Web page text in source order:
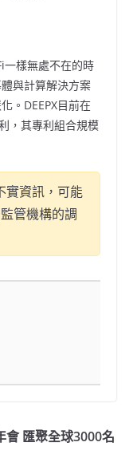
一樣無處不在的時
與計算解決方案
。DEEPX目前在
，其專利組合規模
實資訊，可能
管機構的調
會 匯聚全球3000名